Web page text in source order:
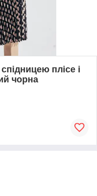
плісе і
чорна